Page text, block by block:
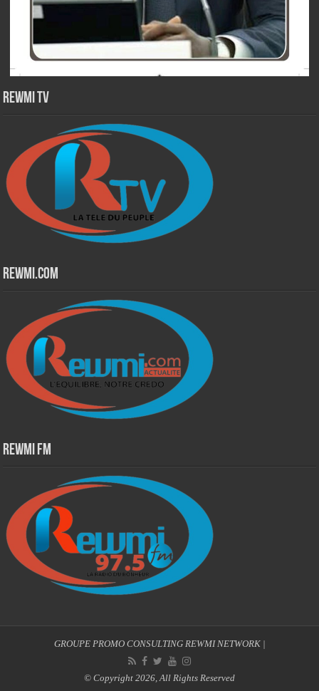
Rewmi TV
Rewmi.Com
Rewmi Fm
GROUPE PROMO CONSULTING REWMI NETWORK|
© Copyright 2026, All Rights Reserved